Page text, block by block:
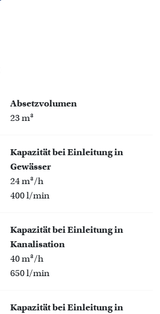
Absetzvolumen
23 m³
Kapazität bei Einleitung in
Gewässer
24 m³/h
400 l/min
Kapazität bei Einleitung in
Kanalisation
40 m³/h
650 l/min
Kapazität bei Einleitung in